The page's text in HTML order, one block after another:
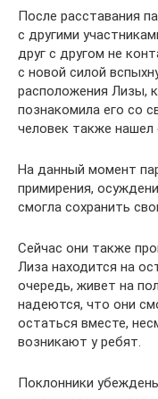
После расставания
с другими
друг с другом не
с новой силой
расположения Лизы,
познакомила его со
человек также
На данный момент
примирения,
смогла сохранить
Сейчас они также
Лиза находится на
очередь, живет на
надеются, что они
остаться вместе,
возникают у ребят.
Поклонники